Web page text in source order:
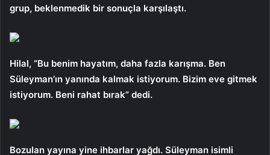
grup, beklenmedik bir sonuçla karşılaştı.
Hilal, “Bu benim hayatım, daha fazla karışma. Ben
Süleyman’ın yanında kalmak istiyorum. Bizim eve gitmek
istiyorum. Beni rahat bırak” dedi.
Bozulan yayına yine ihbarlar yağdı. Süleyman isimli